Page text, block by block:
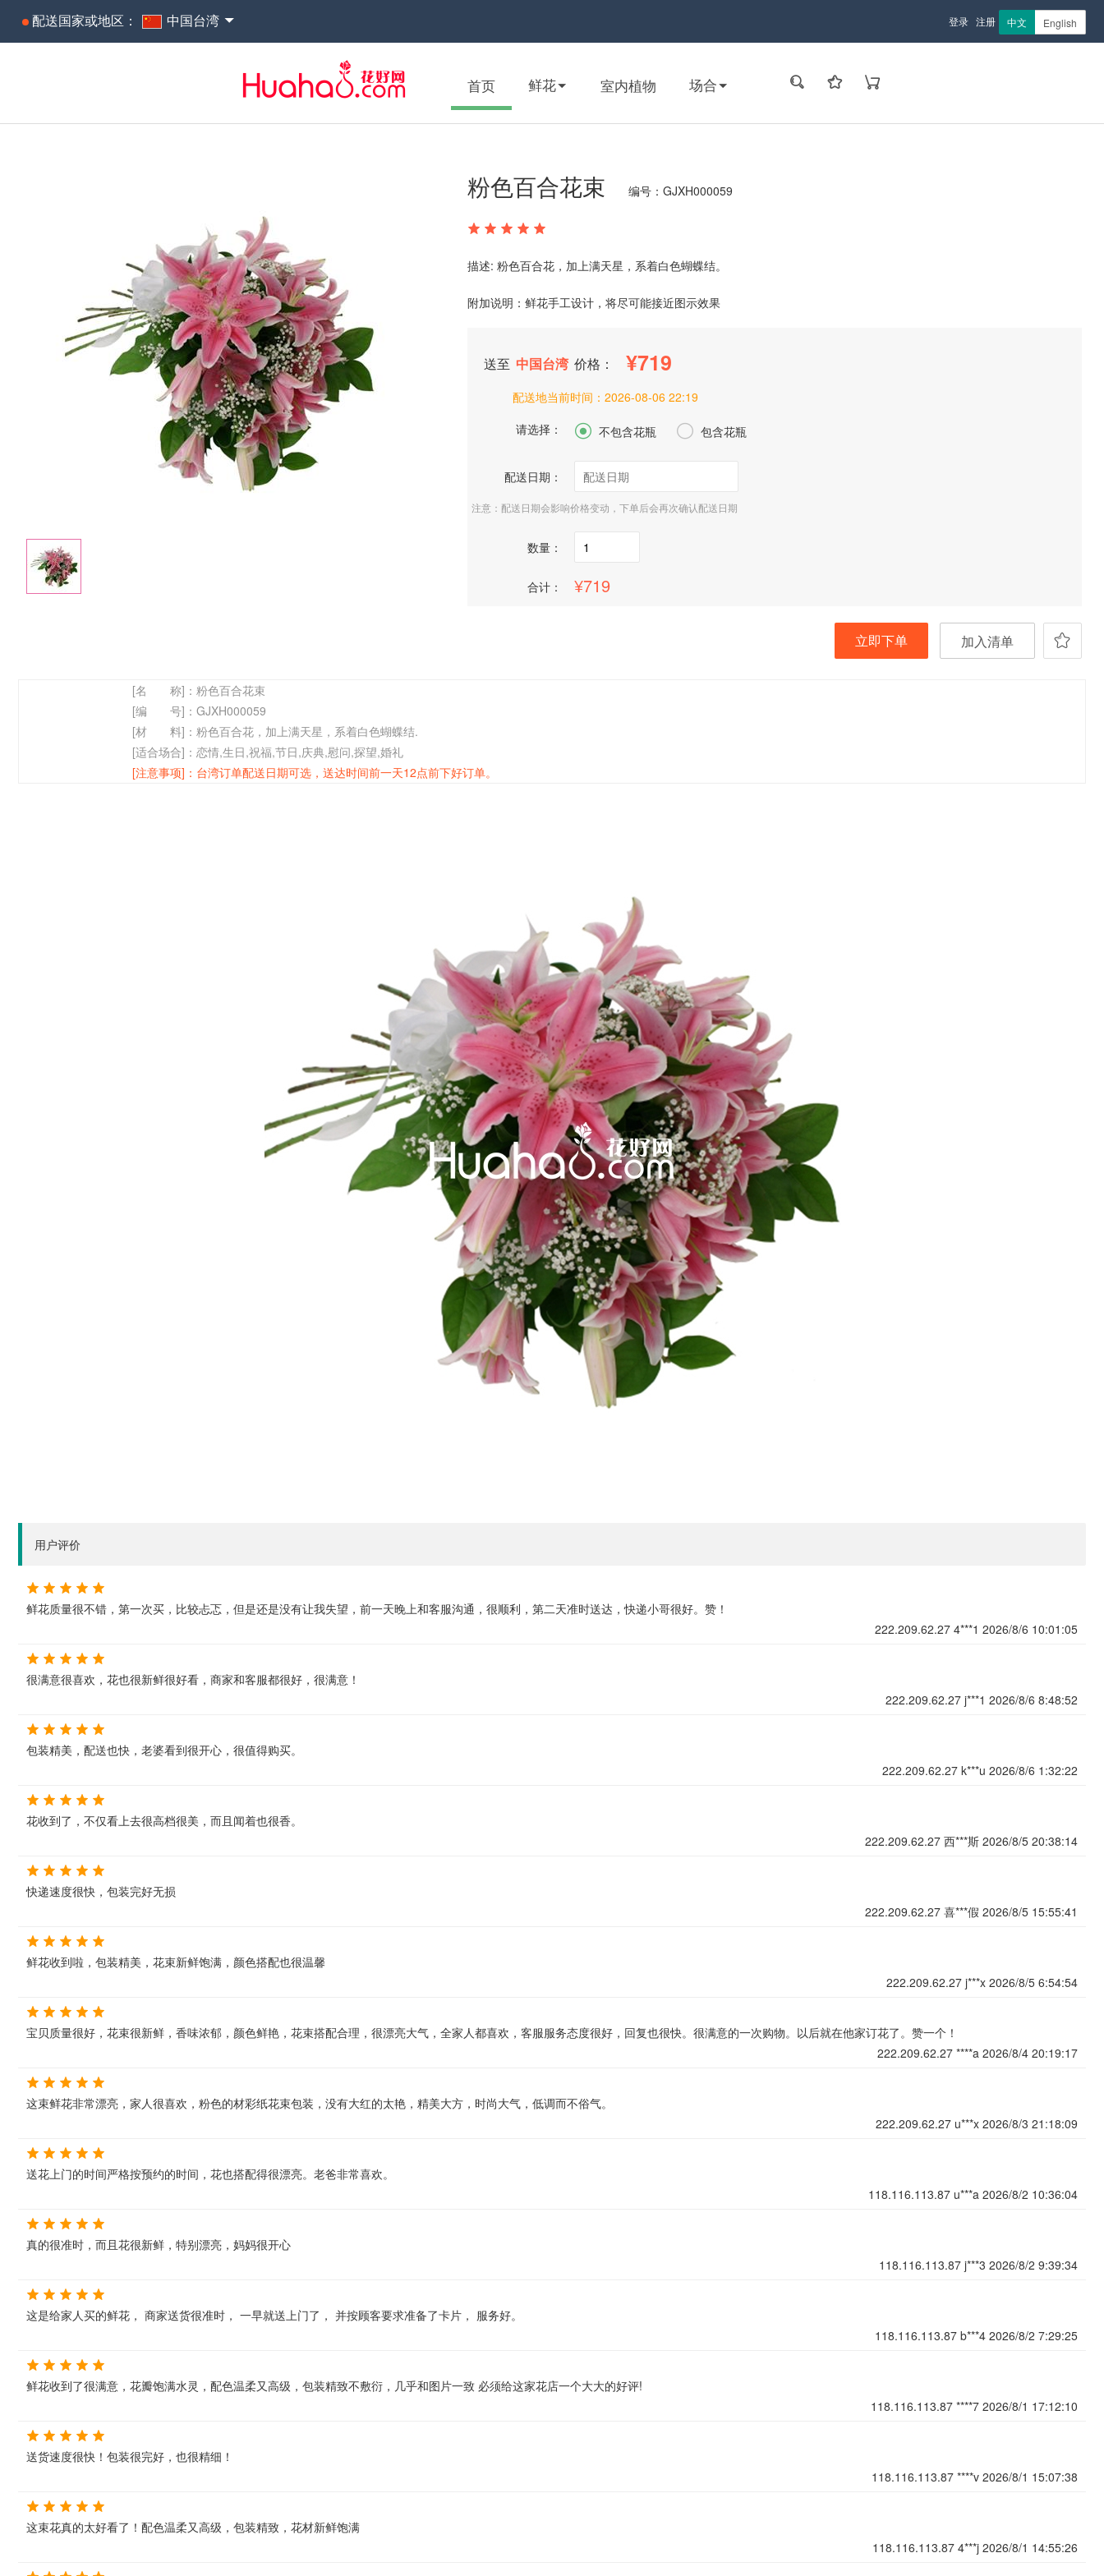
配送国家或地区： 中国台湾 登录 注册 中文 English
首页 鲜花 室内植物 场合
粉色百合花束 编号：GJXH000059
描述: 粉色百合花，加上满天星，系着白色蝴蝶结。
附加说明：鲜花手工设计，将尽可能接近图示效果
送至 中国台湾 价格： 719
配送地当前时间： 2026-08-06 22:19
请选择：
 不包含花瓶  包含花瓶
配送日期：
注意：配送日期会影响价格变动，下单后会再次确认配送日期
数量：
合计： 719
立即下单 加入清单
[名 称]：粉色百合花束
[编 号]：GJXH000059
[材 料]：粉色百合花，加上满天星，系着白色蝴蝶结.
[适合场合]：恋情,生日,祝福,节日,庆典,慰问,探望,婚礼
[注意事项]： 台湾订单配送日期可选，送达时间前一天12点前下好订单。
用户评价
鲜花质量很不错，第一次买，比较忐忑，但是还是没有让我失望，前一天晚上和客服沟通，很顺利，第二天准时送达，快递小哥很好。赞！
222.209.62.27 4***1 2026/8/6 10:01:05
很满意很喜欢，花也很新鲜很好看，商家和客服都很好，很满意！
222.209.62.27 j***1 2026/8/6 8:48:52
包装精美，配送也快，老婆看到很开心，很值得购买。
222.209.62.27 k***u 2026/8/6 1:32:22
花收到了，不仅看上去很高档很美，而且闻着也很香。
222.209.62.27 西***斯 2026/8/5 20:38:14
快递速度很快，包装完好无损
222.209.62.27 喜***假 2026/8/5 15:55:41
鲜花收到啦，包装精美，花束新鲜饱满，颜色搭配也很温馨
222.209.62.27 j***x 2026/8/5 6:54:54
宝贝质量很好，花束很新鲜，香味浓郁，颜色鲜艳，花束搭配合理，很漂亮大气，全家人都喜欢，客服服务态度很好，回复也很快。很满意的一次购物。以后就在他家订花了。赞一个！
222.209.62.27 ****a 2026/8/4 20:19:17
这束鲜花非常漂亮，家人很喜欢，粉色的材彩纸花束包装，没有大红的太艳，精美大方，时尚大气，低调而不俗气。
222.209.62.27 u***x 2026/8/3 21:18:09
送花上门的时间严格按预约的时间，花也搭配得很漂亮。老爸非常喜欢。
118.116.113.87 u***a 2026/8/2 10:36:04
真的很准时，而且花很新鲜，特别漂亮，妈妈很开心
118.116.113.87 j***3 2026/8/2 9:39:34
这是给家人买的鲜花， 商家送货很准时， 一早就送上门了， 并按顾客要求准备了卡片， 服务好。
118.116.113.87 b***4 2026/8/2 7:29:25
鲜花收到了很满意，花瓣饱满水灵，配色温柔又高级，包装精致不敷衍，几乎和图片一致 必须给这家花店一个大大的好评!
118.116.113.87 ****7 2026/8/1 17:12:10
送货速度很快！包装很完好，也很精细！
118.116.113.87 ****v 2026/8/1 15:07:38
这束花真的太好看了！配色温柔又高级，包装精致，花材新鲜饱满
118.116.113.87 4***j 2026/8/1 14:55:26